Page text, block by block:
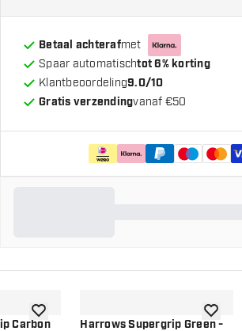
Betaal achterafmet
Spaar automatischtot 6% korting
Klantbeoordeling9.0/10
Gratis verzendingvanaf €50
Carbon
toevoegen aan verlanglijst
Harrows Supergrip Green -